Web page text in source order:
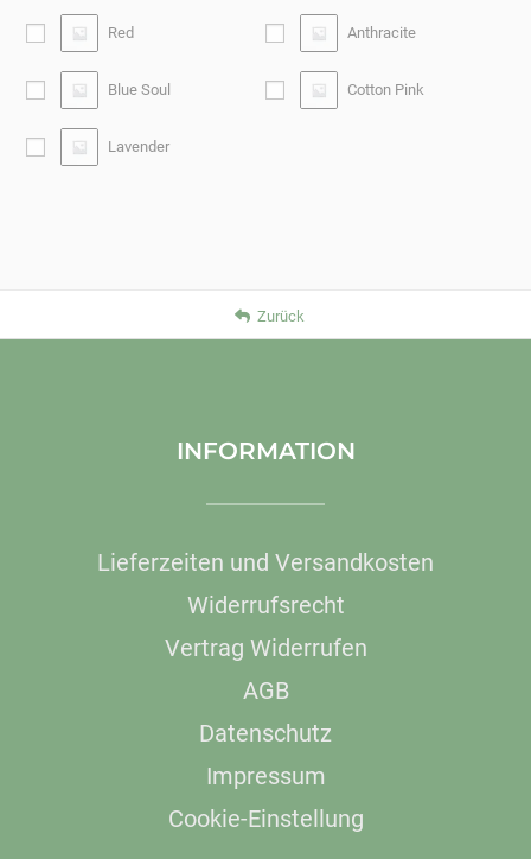
Red Anthracite
Blue Soul Cotton Pink
Lavender
Zurück
INFORMATION
Lieferzeiten und Versandkosten
Widerrufsrecht
Vertrag Widerrufen
AGB
Datenschutz
Impressum
Cookie-Einstellung